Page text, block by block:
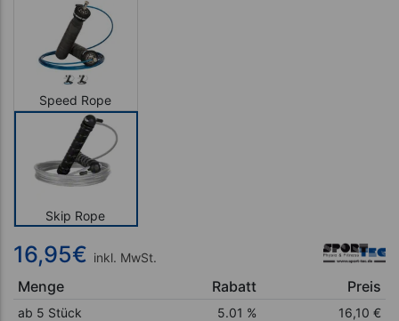
Speed Rope
Skip Rope
16,95€ inkl. MwSt.
Menge Rabatt Preis
ab 5 Stück 5.01 % 16,10€